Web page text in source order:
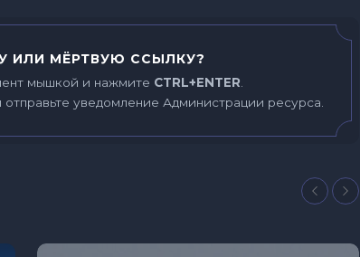
ИЛИ МЁРТВУЮ ССЫЛКУ?
мышкой и нажмите CTRL+ENTER
уведомление Администрации ресурса.